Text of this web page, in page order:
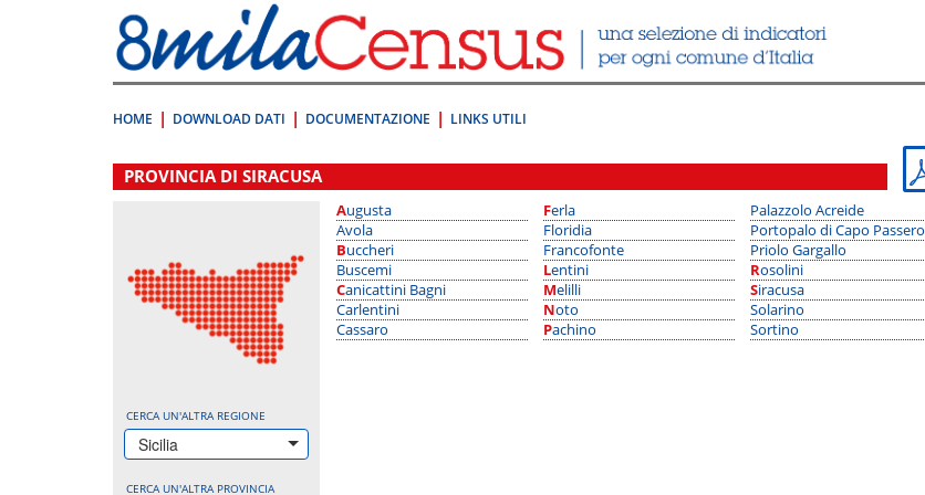
direttamente
a:
Contenuto
HOME DOWNLOAD DATI DOCUMENTAZIONE LINKS UTILI
.
PROVINCIA DI SIRACUSA
CERCA UN'ALTRA REGIONE
Sicilia
CERCA UN'ALTRA PROVINCIA
Augusta
Avola
Buccheri
Buscemi
Canicattini Bagni
Carlentini
Cassaro
Ferla
Floridia
Francofonte
Lentini
Melilli
Noto
Pachino
Palazzolo Acreide
Portopalo di Capo Passero
Priolo Gargallo
Rosolini
Siracusa
Solarino
Sortino